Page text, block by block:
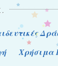
Χρήσιμα